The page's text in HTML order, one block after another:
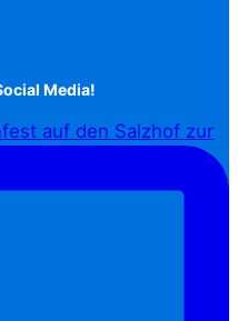
Media!
auf den Salzhof zur